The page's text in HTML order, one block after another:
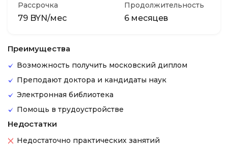
Рассрочка
79 BYN/мес
Продолжительность
6 месяцев
Преимущества
Возможность получить московский диплом
Преподают доктора и кандидаты наук
Электронная библиотека
Помощь в трудоустройстве
Недостатки
Недостаточно практических занятий